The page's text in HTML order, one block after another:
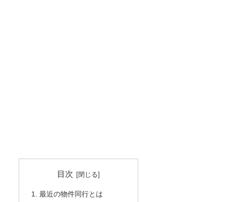
目次
最近の物件同行とは